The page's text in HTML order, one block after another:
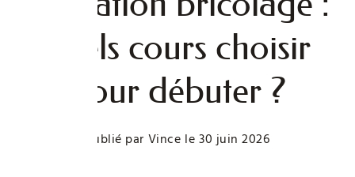
quels cours choisir
pour débuter ?
Publié par Vince le 30 juin 2026